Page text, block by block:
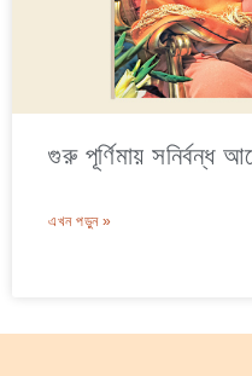
গুরু পূর্ণিমায়
এখন পড়ুন »